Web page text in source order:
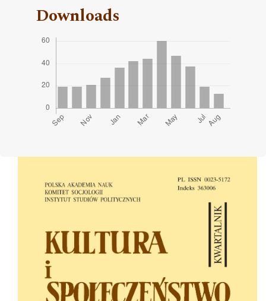
Downloads